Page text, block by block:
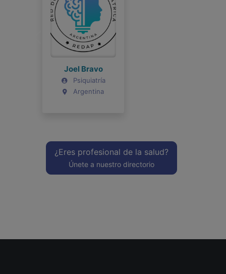
Joel Bravo
Psiquiatría
Argentina
¿Eres profesional de la salud?
Únete a nuestro directorio